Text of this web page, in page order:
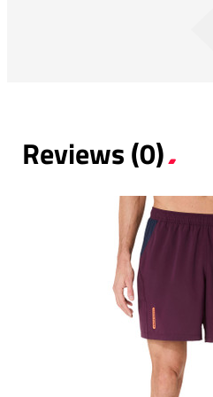
Reviews (0)